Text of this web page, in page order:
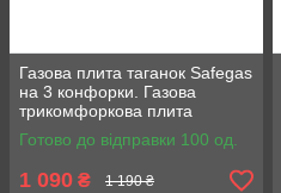
Газова плита таганок Safegas
на 3 конфорки. Газова
трикомфоркова плита
Готово до відправки 100 од.
1 090 ₴ 1 190 ₴